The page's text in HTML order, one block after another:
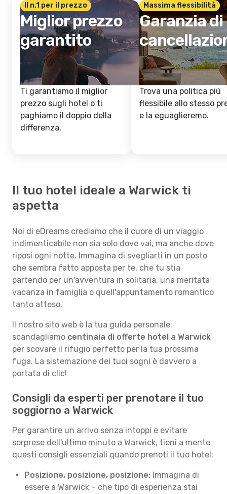
Il n.1 per il prezzo
Miglior prezzo
garantito
Ti garantiamo il miglior
prezzo sugli hotel o ti
paghiamo il doppio della
differenza.
Massima flessibilità
Garanzia di
Trova una politica più
flessibile allo stesso
e la eguaglieremo.
Il tuo hotel ideale a Warwick ti
aspetta
Noi di eDreams crediamo che il cuore di un viaggio
indimenticabile non sia solo dove vai, ma anche dove
riposi ogni notte. Immagina di svegliarti in un posto
che sembra fatto apposta per te, che tu stia
partendo per un'avventura in solitaria, una meritata
vacanza in famiglia o quell'appuntamento romantico
tanto atteso.
Il nostro sito web è la tua guida personale:
scandagliamo centinaia di offerte hotel a Warwick
per scovare il rifugio perfetto per la tua prossima
fuga. La sistemazione dei tuoi sogni è davvero a
portata di clic!
Consigli da esperti per prenotare il tuo
soggiorno a Warwick
Per garantire un arrivo senza intoppi e evitare
sorprese dell'ultimo minuto a Warwick, tieni a mente
questi consigli essenziali quando prenoti il tuo hotel:
Posizione, posizione, posizione: Immagina di
essere a Warwick – che tipo di esperienza stai